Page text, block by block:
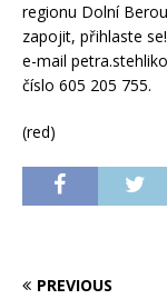
regionu Dolní
zapojit, přihlaste
e-mail
číslo 605 205 755.
(red)
PREVIOUS